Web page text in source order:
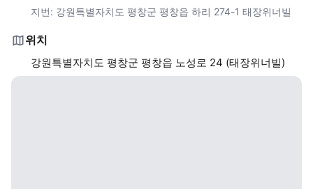
지번: 강원특별자치도 평창군 평창읍 하리 274-1 태장위너빌
위치
강원특별자치도 평창군 평창읍 노성로 24 (태장위너빌)